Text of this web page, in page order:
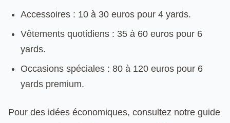
Accessoires : 10 à 30 euros pour 4 yards.
Vêtements quotidiens : 35 à 60 euros pour 6
yards.
Occasions spéciales : 80 à 120 euros pour 6
yards premium.
Pour des idées économiques, consultez notre guide